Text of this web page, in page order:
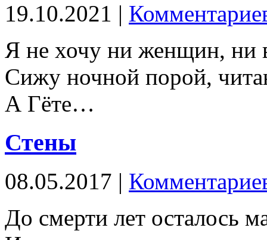
19.10.2021 |
Я не хочу ни женщин, ни
Сижу ночной порой,
А Гёте…
Стены
08.05.2017 |
До смерти лет осталось